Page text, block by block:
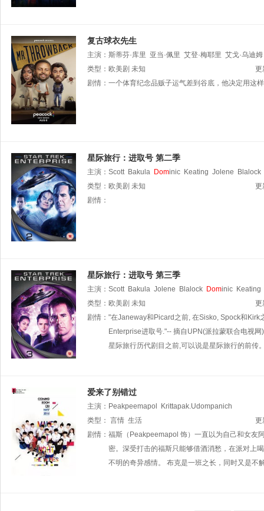
复古球衣先生
主演： 斯蒂芬·库里 亚当·佩里 艾登·梅耶里 艾戈·乌迪姆
Kyle Gibson Christopher
类型： 欧美剧 未知
更
剧情： 一个体育纪念品贩子运气差到谷底，他决定用这
星际旅行：进取号 第二季
主演： Scott Bakula Dominic Keating Jolene
Blalock
类型： 欧美剧 未知
更
剧情：
星际旅行：进取号 第三季
主演： Scott Bakula Jolene Blalock Dominic Keating
类型： 欧美剧 未知
更
剧情： "在Janeway和Picard之前, 在Sisko, Spock和Kirk
Enterprise进取号."-- 摘自UPN(派拉蒙联合电视
星际旅行历代剧目之前,可以说是星际旅行的前传
爱来了别错过
主演： Peakpeemapol
Krittapak.Udompanich
类型： 言情 生活
更
剧情： 福斯（Peakpeemapol 饰）一直以为自己和女友
密。深受打击的福斯只能够借酒消愁，在派对上
不明的奇异感情。 布克是一班之长，同时又是